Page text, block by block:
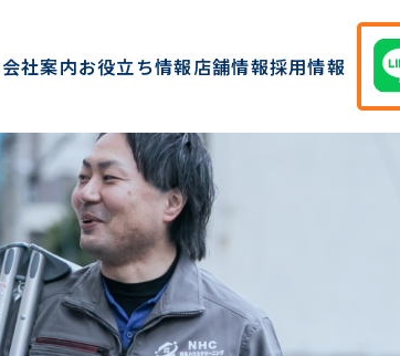
会社案内お役立ち情報店舗情報採用情報